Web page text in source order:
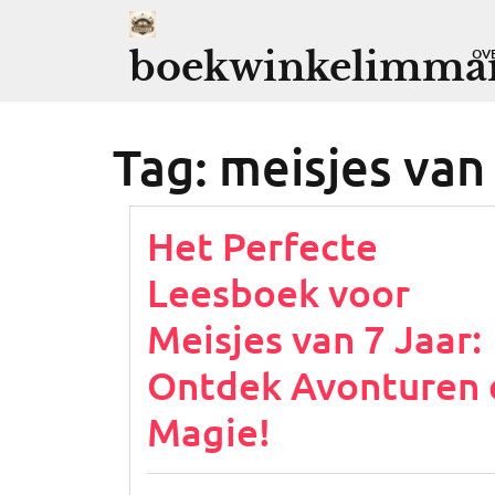
Tag: meisjes
Het Perfecte
Leesboek voor
Meisjes van 7 Jaar:
Ontdek Avonturen
Magie!